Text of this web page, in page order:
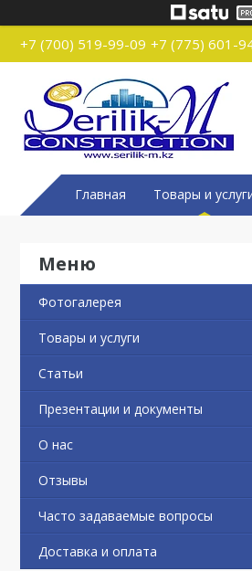
+7 (700) 519-99-09 +7 (775) 601-
Главная Товары и
Фотогалерея
Товары и услуги
Статьи
Презентации и документы
О нас
Отзывы
Часто задаваемые вопросы
Доставка и оплата